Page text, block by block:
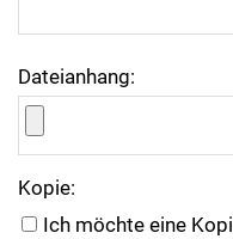
Dateianhang:
Kopie:
Ich möchte eine